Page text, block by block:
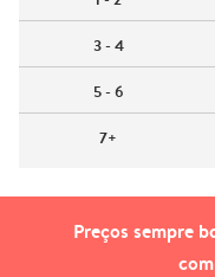
Preços sempre
3 - 4
5 - 6
7+